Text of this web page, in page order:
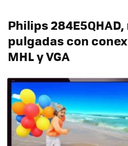
Philips
pulgadas con
MHL y VGA